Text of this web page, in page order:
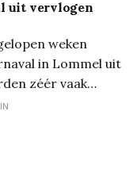
te
in de
uit vervlogen
weken
in Lommel uit
zéér vaak
site als op